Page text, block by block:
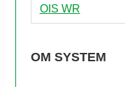
OIS WR
OM SYSTEM